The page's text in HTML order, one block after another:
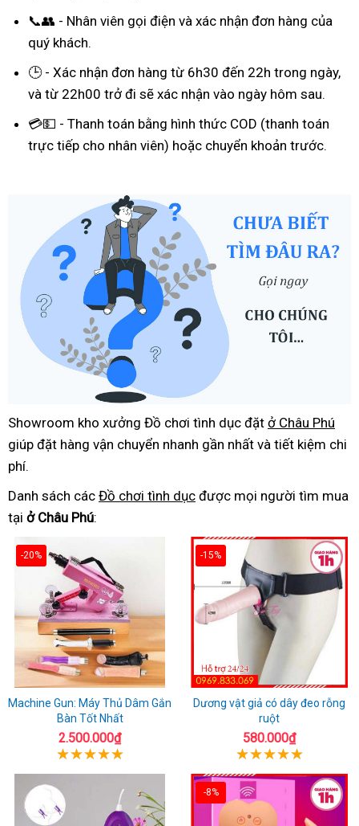
📞👥 - Nhân viên gọi điện và xác nhận đơn hàng của
quý khách.
🕒 - Xác nhận đơn hàng từ 6h30 đến 22h trong ngày,
và từ 22h00 trở đi sẽ xác nhận vào ngày hôm sau.
💳💵 - Thanh toán bằng hình thức COD (thanh toán
trực tiếp cho nhân viên) hoặc chuyển khoản trước.
Showroom kho xưởng Đồ chơi tình dục đặt ở Châu Phú
giúp đặt hàng vận chuyển nhanh gần nhất và tiết kiệm chi
phí.
Danh sách các Đồ chơi tình dục được mọi người tìm mua
tại ở Châu Phú:
-20%
Machine Gun: Máy Thủ Dâm Gắn
Bàn Tốt Nhất
2.500.000₫
-15%
Dương vật giả có dây đeo rỗng
ruột
580.000₫
-8%